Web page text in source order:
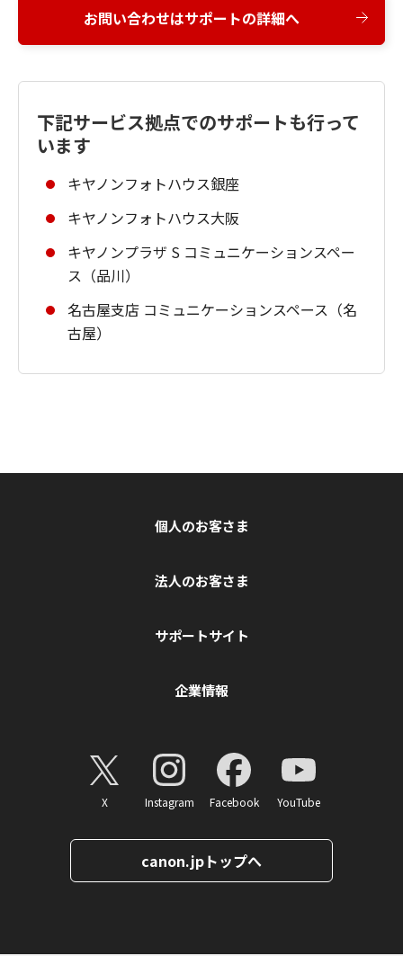
お問い合わせはサポートの詳細へ
下記サービス拠点でのサポートも行って
います
キヤノンフォトハウス銀座
キヤノンフォトハウス大阪
キヤノンプラザ S コミュニケーションスペー
ス（品川）
名古屋支店 コミュニケーションスペース（名
古屋）
個人のお客さま
法人のお客さま
サポートサイト
企業情報
X Instagram Facebook YouTube
canon.jpトップへ